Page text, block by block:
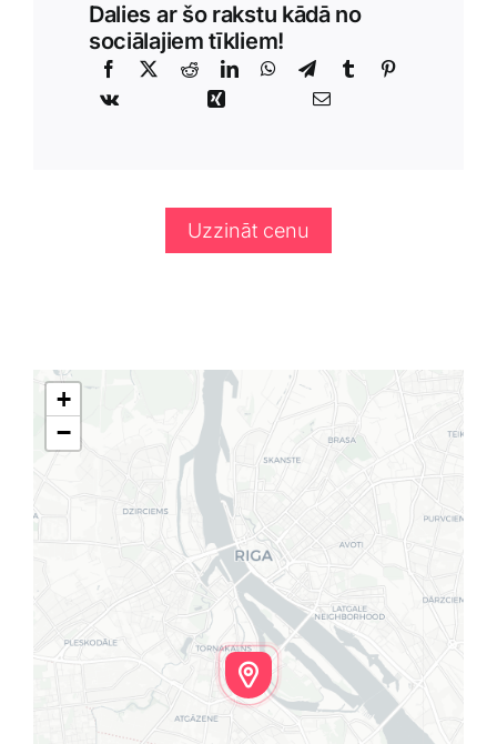
Dalies ar šo rakstu kādā no
sociālajiem tīkliem!
Uzzināt cenu
+
−